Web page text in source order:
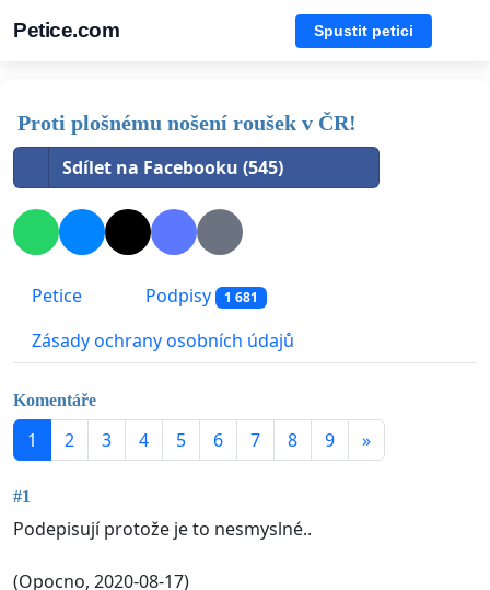
Petice.com Spustit petici
Proti plošnému nošení roušek v ČR!
Sdílet na Facebooku (545)
Petice Podpisy 1 681
Zásady ochrany osobních údajů
Komentáře
1 2 3 4 5 6 7 8 9 »
#1
Podepisují protože je to nesmyslné..
(Opocno, 2020-08-17)